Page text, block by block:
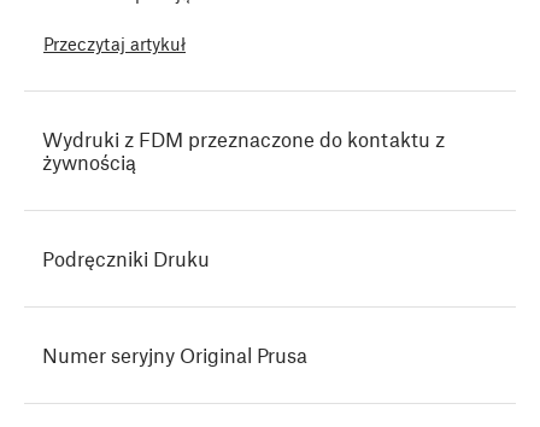
Przeczytaj artykuł
Wydruki z FDM przeznaczone do kontaktu z
żywnością
Podręczniki Druku
Numer seryjny Original Prusa